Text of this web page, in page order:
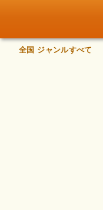
全国 ジャンルすべて